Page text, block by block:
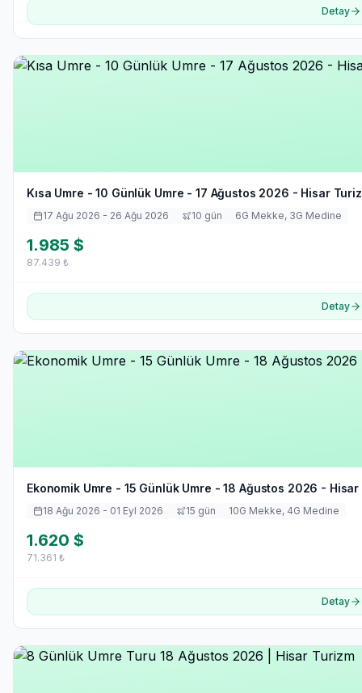
Detay
Kısa Umre - 10 Günlük Umre - 17 Ağustos 2026 - Hisar
17 Ağu 2026 - 26 Ağu 2026 10 gün 6G Mekke, 3G Medine
1.985 $
87.439 ₺
Detay
Ekonomik Umre - 15 Günlük Umre - 18 Ağustos 2026 -
18 Ağu 2026 - 01 Eyl 2026 15 gün 10G Mekke, 4G Medine
1.620 $
71.361 ₺
Detay